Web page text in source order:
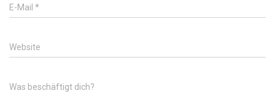
E-Mail *
Website
Was beschäftigt dich?